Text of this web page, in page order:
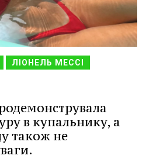
ЛІОНЕЛЬ МЕССІ
в купальнику, а
також не